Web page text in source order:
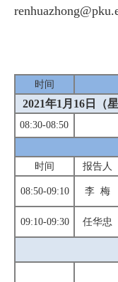
renhuazhong
时间
2021年1 月 16 日（
08:30-08:50
时间
报告人
08:50-09:10 李 梅
09:10-09:30 任华忠